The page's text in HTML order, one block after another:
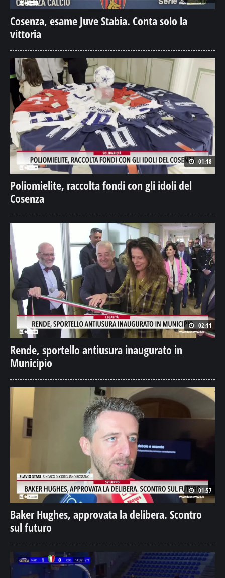
Cosenza, esame Juve Stabia. Conta solo la
vittoria
01:18
Poliomielite, raccolta fondi con gli idoli del
Cosenza
02:11
Rende, sportello antiusura inaugurato in
Municipio
01:57
Baker Hughes, approvata la delibera. Scontro
sul futuro